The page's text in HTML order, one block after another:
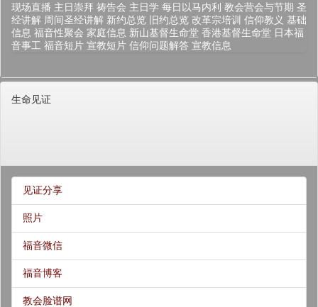
现场直播 主日崇拜 祷告会 主日学 每日以马内利 教会营会与节期 圣
经讲解 周间圣经讲解 新约总览 旧约总览 改革宗培训 信仰教义 基础
信息 福音性聚会 家庭信息 新山基督生命堂 香港基督生命堂 日本福
音事工 福音短片 宣教短片 信仰问题解答 宣教信息
生命见证
见证分享
照片
福音微信
福音博客
教会脸谱网